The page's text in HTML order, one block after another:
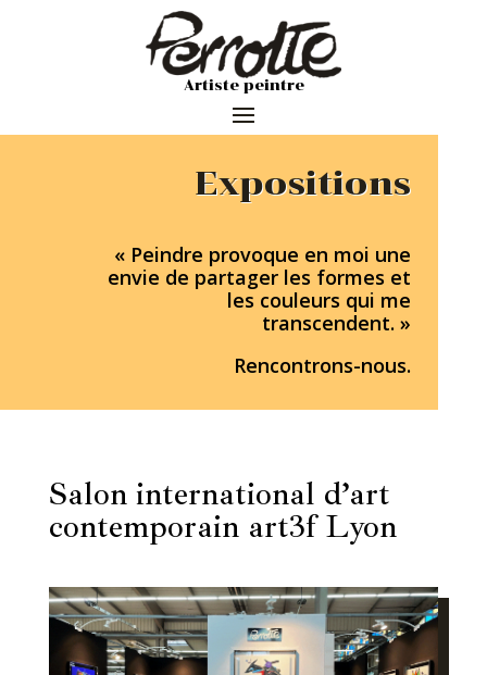
Artiste peintre
Expositions
« Peindre provoque en moi une
envie de partager les formes et
les couleurs qui me
transcendent. »
Rencontrons-nous.
Salon international d’art
contemporain art3f Lyon